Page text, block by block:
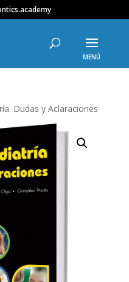
Dudas y Aclaraciones